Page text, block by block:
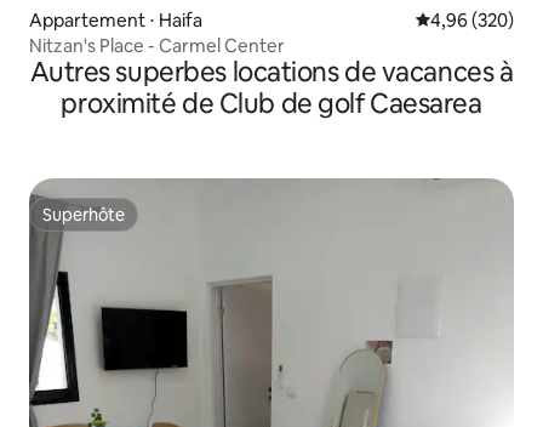
Appartement ⋅ Haifa Évaluation
4,96 (320)
Nitzan's Place - Carmel Center
Autres superbes locations de vacances à
proximité de Club de golf Caesarea
Superhôte
Superhôte